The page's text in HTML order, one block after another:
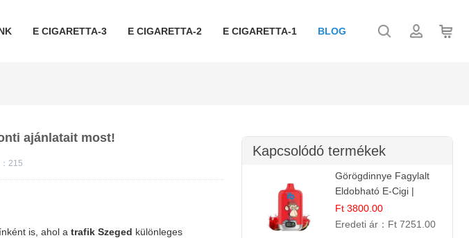
E CIGARETTA-3 E CIGARETTA-2 E CIGARETTA-1 BLOG
ajánlatait most!
215
is, ahol atrafik Szeged különleges
Kapcsolódó termékek
Görögdinnye Fagylalt
Eldobható E-Cigi |
12.000 Szívás | Édes
Vízidín Íz
Ft 3800.00
Eredeti ár： Ft 7251.00